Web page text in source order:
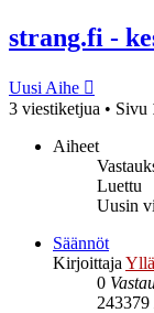
strang.fi -
Uusi Aihe
3 viestiketjua • Sivu
Aiheet
Luettu
Uusin
Säännöt
Kirjoittaja
0
243379